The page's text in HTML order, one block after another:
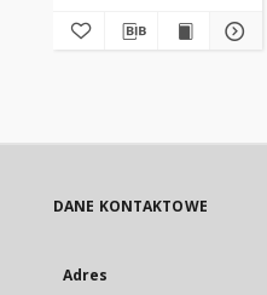
DANE KONTAKTOWE
Adres